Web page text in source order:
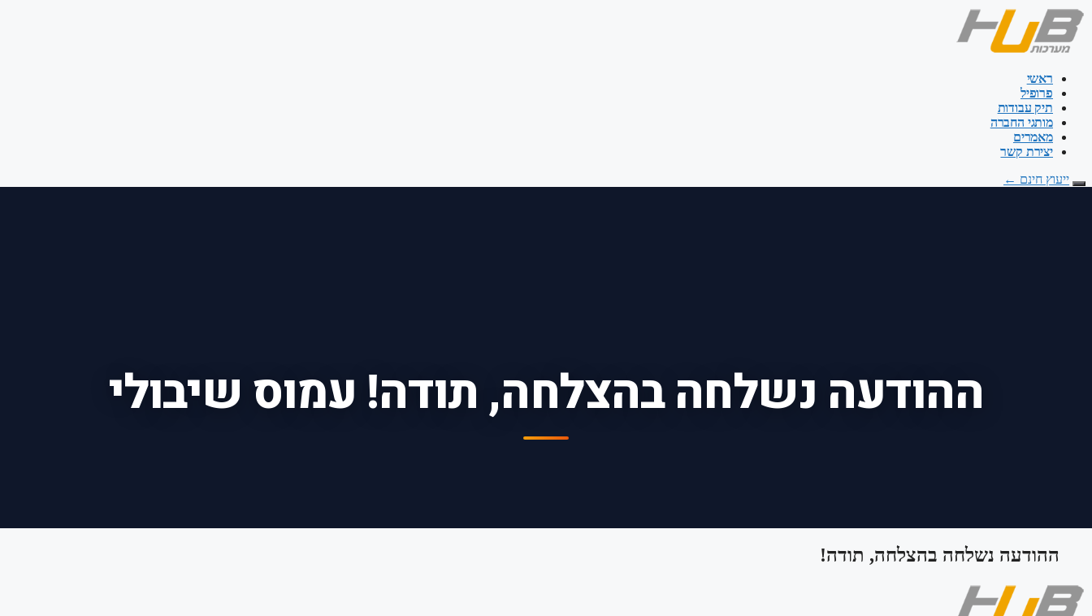
דלג
לתוכן
ראשי
פרופיל
תיק עבודות
מותגי החברה
מאמרים
יצירת קשר
ייעוץ חינם ←
ההודעה נשלחה בהצלחה, תודה! עמוס שיבולי
ההודעה נשלחה בהצלחה, תודה!